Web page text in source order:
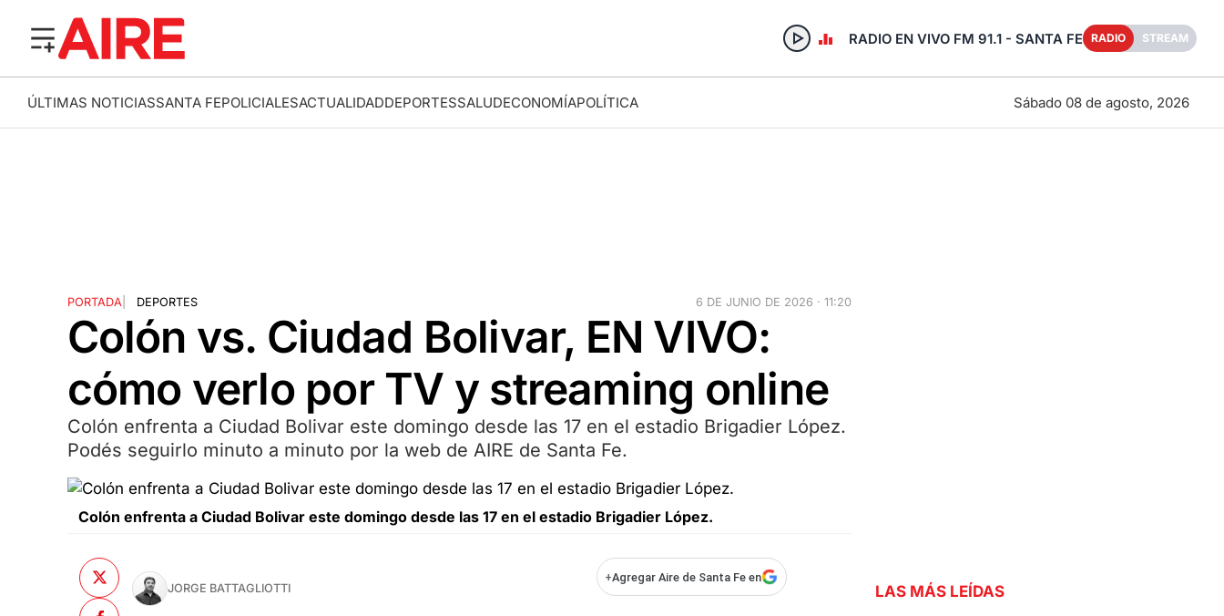
RADIO EN VIVO FM 91.1 - SANTA FE RADIO STREAM
ÚLTIMAS NOTICIASSANTA FEPOLICIALESACTUALIDADDEPORTESSALUDECONOMÍAPOLÍTICA Sábado 08 de agosto, 2026
PORTADA| DEPORTES 6 DE JUNIO DE 2026 · 11:20
Colón vs. Ciudad Bolivar, EN VIVO:
cómo verlo por TV y streaming online
Colón enfrenta a Ciudad Bolivar este domingo desde las 17 en el estadio Brigadier López.
Podés seguirlo minuto a minuto por la web de AIRE de Santa Fe.
Colón enfrenta a Ciudad Bolivar este domingo desde las 17 en el estadio Brigadier López.
JORGE BATTAGLIOTTI
+Agregar Aire de Santa Fe en
LAS MÁS LEÍDAS